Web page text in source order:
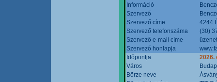
Információ
Szervező
Szervező címe
4244
Szervező telefonszáma
(30)
Szervező e-mail címe
Szervező honlapja
Időpontja
2026.
Város
Börze neve